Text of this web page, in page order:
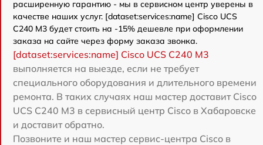
расширенную гарантию - мы в сервисном центр уверены в
качестве наших услуг. [dataset:services:name] Cisco UCS
C240 M3 будет стоить на -15% дешевле при оформлении
заказа на сайте через форму заказа звонка.
[dataset:services:name] Cisco UCS C240 M3
выполняется на выезде, если не требует
специального оборудования и длительного времени
ремонта. В таких случаях наш мастер доставит Cisco
UCS C240 M3 в сервисный центр Cisco в Хабаровске
и доставит обратно.
Позвоните и наш мастер сервис-центра Cisco в